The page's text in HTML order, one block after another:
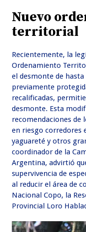
Nuevo
territorial
Recientemente, la
Ordenamiento
el desmonte de
previamente
recalificadas,
desmonte. Esta
recomendaciones de
en riesgo corredores
yaguareté y otros
coordinador de la
Argentina, advirtió
supervivencia de
al reducir el área de
Nacional Copo, la
Provincial Loro